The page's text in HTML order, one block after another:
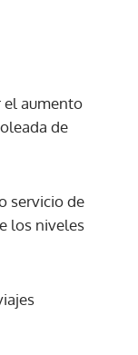
el aumento
de
servicio de
los niveles